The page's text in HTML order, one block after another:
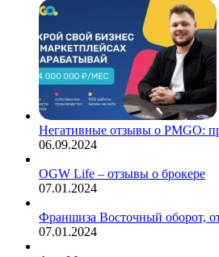
Негативные отзывы о PMGO:
06.09.2024
OGW Life – отзывы о брокере
07.01.2024
Франшиза Восточный оборот,
07.01.2024